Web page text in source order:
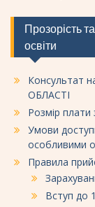
Прозорість
освіти
Консультат
ОБЛАСТІ
Розмір плати
Умови
особливими
Правила
Вступ до